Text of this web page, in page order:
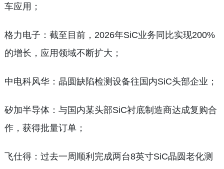
车应用；
格力电子：截至目前，2026年SiC业务同比实现200%
的增长，应用领域不断扩大；
中电科风华：晶圆缺陷检测设备往国内SiC头部企业；
矽加半导体：与国内某头部SiC衬底制造商达成复购合
作，获得批量订单；
飞仕得：过去一周顺利完成两台8英寸SiC晶圆老化测